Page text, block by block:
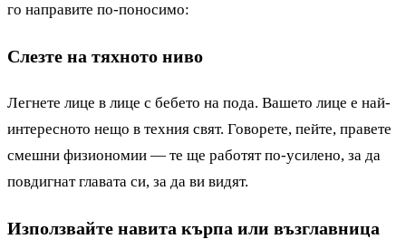
го направите по-поносимо:
Слезте на тяхното ниво
Легнете лице в лице с бебето на пода. Вашето лице е най-
интересното нещо в техния свят. Говорете, пейте, правете
смешни физиономии — те ще работят по-усилено, за да
повдигнат главата си, за да ви видят.
Използвайте навита кърпа или възглавница